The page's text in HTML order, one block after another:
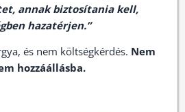
annak biztosítania kell,
hazatérjen.”
és nem költségkérdés. Nem
hozzáállásba.